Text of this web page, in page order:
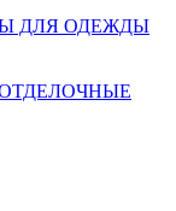
ДЛЯ ОДЕЖДЫ